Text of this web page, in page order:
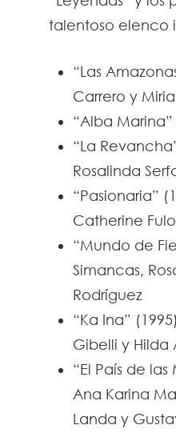
talentoso elenco
“Las
Carrero y
“Alba Marina”
“La
Rosalinda
“Pasionaria”
Catherine
“Mundo de
Simancas,
Rodríguez
“Ka Ina”
Gibelli y Hilda
“El País de
Ana Karina
Landa y